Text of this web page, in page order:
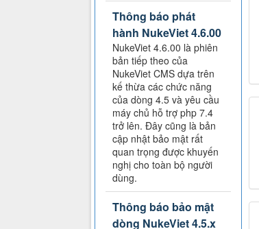
Thông báo phát
hành NukeViet 4.6.00
NukeViet 4.6.00 là phiên
bản tiếp theo của
NukeViet CMS dựa trên
kế thừa các chức năng
của dòng 4.5 và yêu cầu
máy chủ hỗ trợ php 7.4
trở lên. Đây cũng là bản
cập nhật bảo mật rất
quan trọng được khuyến
nghị cho toàn bộ người
dùng.
Thông báo bảo mật
dòng NukeViet 4.5.x